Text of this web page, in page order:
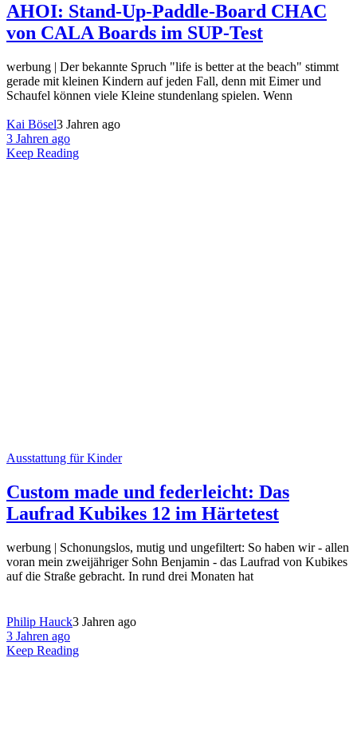
AHOI: Stand-Up-Paddle-Board CHAC
von CALA Boards im SUP-Test
werbung | Der bekannte Spruch "life is better at the beach" stimmt
gerade mit kleinen Kindern auf jeden Fall, denn mit Eimer und
Schaufel können viele Kleine stundenlang spielen. Wenn
Kai Bösel3 Jahren ago
3 Jahren ago
Keep Reading
Ausstattung für Kinder
Custom made und federleicht: Das
Laufrad Kubikes 12 im Härtetest
werbung | Schonungslos, mutig und ungefiltert: So haben wir - allen
voran mein zweijähriger Sohn Benjamin - das Laufrad von Kubikes
auf die Straße gebracht. In rund drei Monaten hat
Philip Hauck3 Jahren ago
3 Jahren ago
Keep Reading